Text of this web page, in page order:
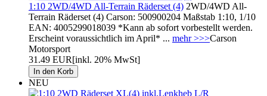
1:10 2WD/4WD All-Terrain Räderset (4) 2WD/4WD All-
Terrain Räderset (4) Carson: 500900204 Maßstab 1:10, 1/10
EAN: 4005299018039 *Kann ab sofort vorbestellt werden.
Erscheint voraussichtlich im April* ... mehr >>>Carson
Motorsport
31.49 EUR[inkl. 20% MwSt]
NEU